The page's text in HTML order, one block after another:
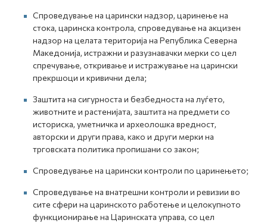
Спроведување на царински надзор, царинење на
стока, царинска контрола, спроведување на акцизен
надзор на целата територија на Република Северна
Македонија, истражни и разузнавачки мерки со цел
спречување, откривање и истражување на царински
прекршоци и кривични дела;
Заштита на сигурноста и безбедноста на луѓето,
животните и растенијата, заштита на предмети со
историска, уметничка и археолошка вредност,
авторски и други права, како и други мерки на
трговската политика пропишани со закон;
Спроведување на царински контроли по царинењето;
Спроведување на внатрешни контроли и ревизии во
сите сфери на царинското работење и целокупното
функционирање на Царинската управа, со цел